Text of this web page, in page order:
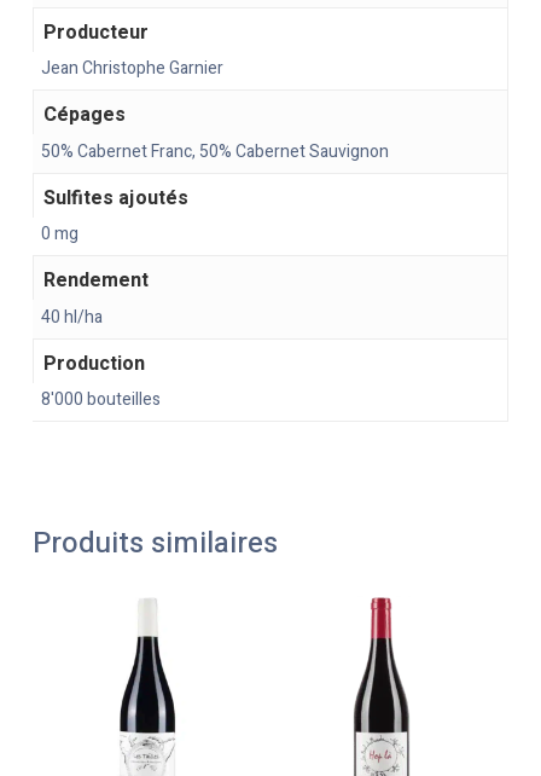
Producteur
Jean Christophe Garnier
Cépages
50% Cabernet Franc, 50% Cabernet Sauvignon
Sulfites ajoutés
0 mg
Rendement
40 hl/ha
Production
8'000 bouteilles
Produits similaires